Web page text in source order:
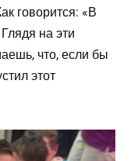
говорится: «В
на эти
что, если бы
этот